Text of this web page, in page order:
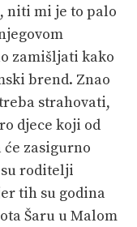
niti mi je to palo
zamišljati kako
brend. Znao
strahovati,
djece koji od
zasigurno
roditelji
tih su godina
Šaru u Malom